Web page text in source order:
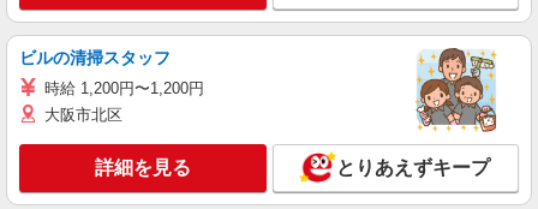
ビルの清掃スタッフ
時給 1,200円〜1,200円
大阪市北区
詳細を見る とりあえずキープ